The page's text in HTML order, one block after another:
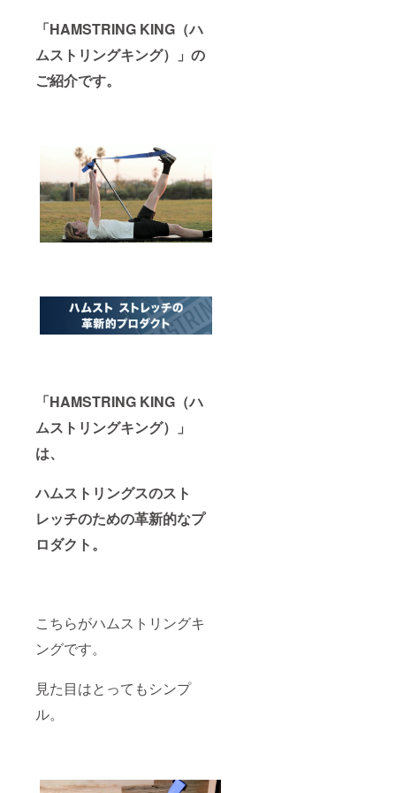
「HAMSTRING KING（ハ
ムストリングキング）」の
ご紹介です。
「HAMSTRING KING（ハ
ムストリングキング）」
は、
ハムストリングスのスト
レッチのための革新的なプ
ロダクト。
こちらがハムストリングキ
ングです。
見た目はとってもシンプ
ル。